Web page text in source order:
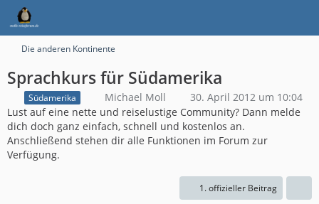
Die anderen Kontinente
Sprachkurs für Südamerika
Südamerika Michael Moll
30. April 2012 um 10:04
Lust auf eine nette und reiselustige Community? Dann melde
dich doch ganz einfach, schnell und kostenlos an.
Anschließend stehen dir alle Funktionen im Forum zur
Verfügung.
1. offizieller Beitrag